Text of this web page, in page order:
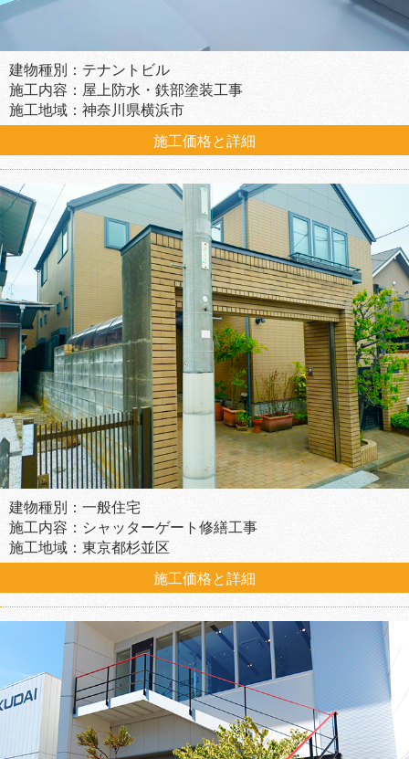
建物種別：テナントビル
施工内容：屋上防水・鉄部塗装工事
施工地域：神奈川県横浜市
施工価格と詳細
建物種別：一般住宅
施工内容：シャッターゲート修繕工事
施工地域：東京都杉並区
施工価格と詳細